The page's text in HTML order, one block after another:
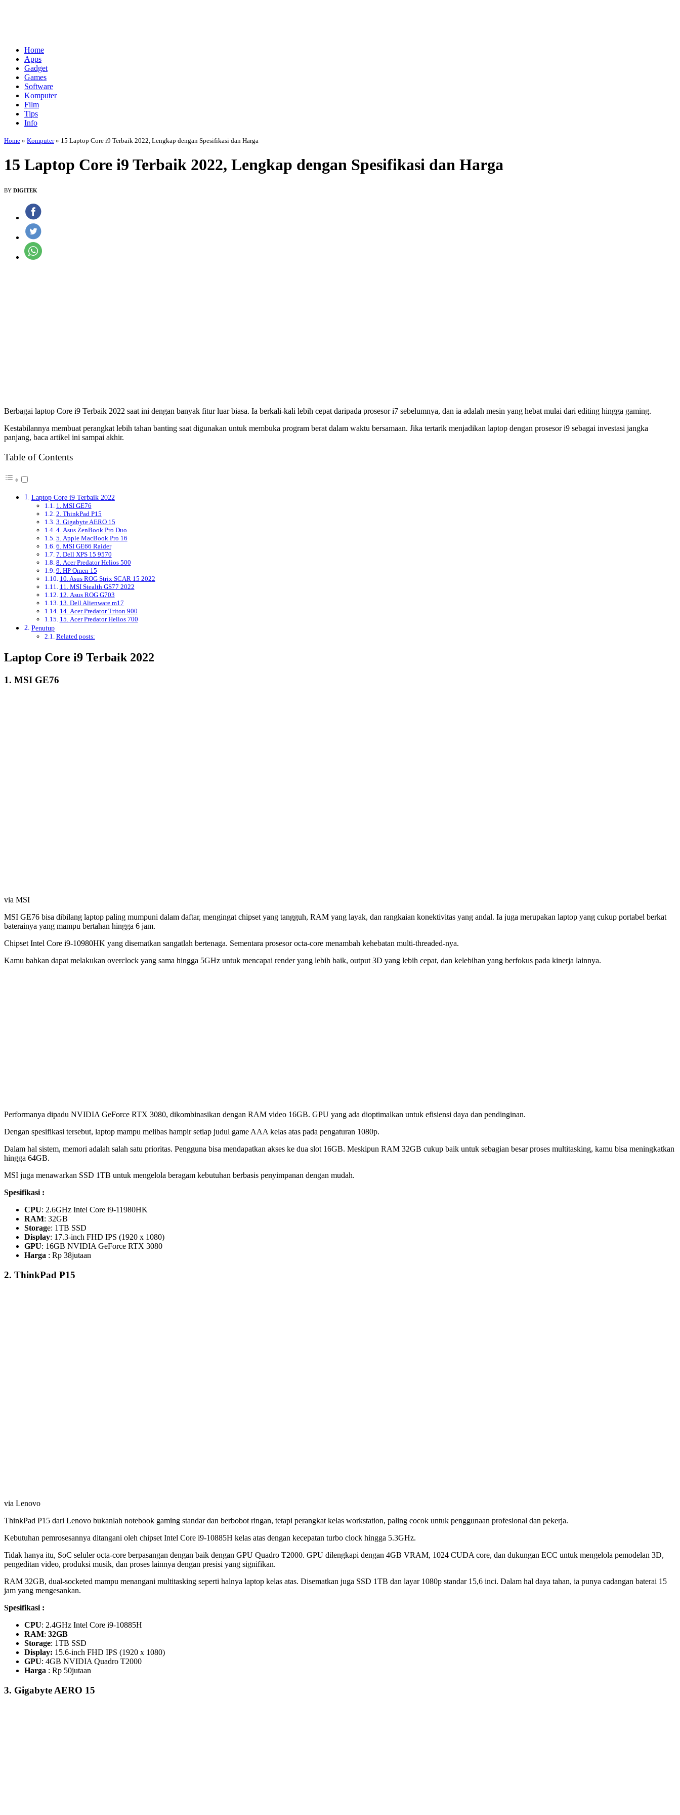
Home
Apps
Gadget
Games
Software
Komputer
Film
Tips
Info
Home » Komputer» 15 Laptop Core i9 Terbaik 2022, Lengkap dengan Spesifikasi dan Harga
15 Laptop Core i9 Terbaik 2022, Lengkap dengan Spesifikasi dan Harga
BY DIGITEK
Berbagai laptop Core i9 Terbaik 2022 saat ini dengan banyak fitur luar biasa. Ia berkali-kali lebih cepat daripada prosesor i7 sebelumnya, dan ia adalah mesin yang hebat mulai dari editing hingga gaming.
Kestabilannya membuat perangkat lebih tahan banting saat digunakan untuk membuka program berat dalam waktu bersamaan. Jika tertarik menjadikan laptop dengan prosesor i9 sebagai investasi jangka
panjang, baca artikel ini sampai akhir.
Table of Contents
Laptop Core i9 Terbaik 2022
1. MSI GE76
2. ThinkPad P15
3. Gigabyte AERO 15
4. Asus ZenBook Pro Duo
5. Apple MacBook Pro 16
6. MSI GE66 Raider
7. Dell XPS 15 9570
8. Acer Predator Helios 500
9. HP Omen 15
10. Asus ROG Strix SCAR 15 2022
11. MSI Stealth GS77 2022
12. Asus ROG G703
13. Dell Alienware m17
14. Acer Predator Triton 900
15. Acer Predator Helios 700
Penutup
Related posts:
Laptop Core i9 Terbaik 2022
1. MSI GE76
via MSI
MSI GE76 bisa dibilang laptop paling mumpuni dalam daftar, mengingat chipset yang tangguh, RAM yang layak, dan rangkaian konektivitas yang andal. Ia juga merupakan laptop yang cukup portabel berkat
baterainya yang mampu bertahan hingga 6 jam.
Chipset Intel Core i9-10980HK yang disematkan sangatlah bertenaga. Sementara prosesor octa-core menambah kehebatan multi-threaded-nya.
Kamu bahkan dapat melakukan overclock yang sama hingga 5GHz untuk mencapai render yang lebih baik, output 3D yang lebih cepat, dan kelebihan yang berfokus pada kinerja lainnya.
Performanya dipadu NVIDIA GeForce RTX 3080, dikombinasikan dengan RAM video 16GB. GPU yang ada dioptimalkan untuk efisiensi daya dan pendinginan.
Dengan spesifikasi tersebut, laptop mampu melibas hampir setiap judul game AAA kelas atas pada pengaturan 1080p.
Dalam hal sistem, memori adalah salah satu prioritas. Pengguna bisa mendapatkan akses ke dua slot 16GB. Meskipun RAM 32GB cukup baik untuk sebagian besar proses multitasking, kamu bisa meningkatkan
hingga 64GB.
MSI juga menawarkan SSD 1TB untuk mengelola beragam kebutuhan berbasis penyimpanan dengan mudah.
Spesifikasi :
CPU: 2.6GHz Intel Core i9-11980HK
RAM: 32GB
Storage: 1TB SSD
Display: 17.3-inch FHD IPS (1920 x 1080)
GPU: 16GB NVIDIA GeForce RTX 3080
Harga : Rp 38jutaan
2. ThinkPad P15
via Lenovo
ThinkPad P15 dari Lenovo bukanlah notebook gaming standar dan berbobot ringan, tetapi perangkat kelas workstation, paling cocok untuk penggunaan profesional dan pekerja.
Kebutuhan pemrosesannya ditangani oleh chipset Intel Core i9-10885H kelas atas dengan kecepatan turbo clock hingga 5.3GHz.
Tidak hanya itu, SoC seluler octa-core berpasangan dengan baik dengan GPU Quadro T2000. GPU dilengkapi dengan 4GB VRAM, 1024 CUDA core, dan dukungan ECC untuk mengelola pemodelan 3D,
pengeditan video, produksi musik, dan proses lainnya dengan presisi yang signifikan.
RAM 32GB, dual-socketed mampu menangani multitasking seperti halnya laptop kelas atas. Disematkan juga SSD 1TB dan layar 1080p standar 15,6 inci. Dalam hal daya tahan, ia punya cadangan baterai 15
jam yang mengesankan.
Spesifikasi :
CPU: 2.4GHz Intel Core i9-10885H
RAM: 32GB
Storage: 1TB SSD
Display: 15.6-inch FHD IPS (1920 x 1080)
GPU: 4GB NVIDIA Quadro T2000
Harga : Rp 50jutaan
3. Gigabyte AERO 15